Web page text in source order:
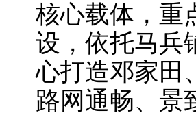
核心载体，重
设，依托马兵
心打造邓家田
路网通畅、景